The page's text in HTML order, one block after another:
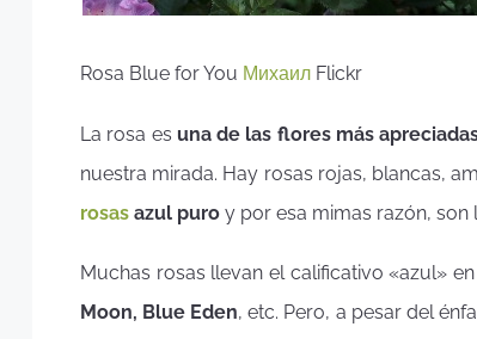
Rosa Blue for You Михаил Flickr
La rosa es una de las flores más
nuestra mirada. Hay rosas rojas, blancas,
rosas azul puro y por esa mimas razón, son
Muchas rosas llevan el calificativo «azul»
Moon, Blue Eden, etc. Pero, a pesar del